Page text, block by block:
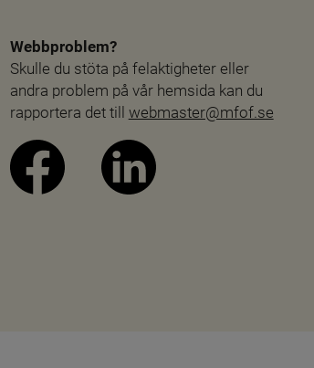
Webbproblem?
Skulle du stöta på felaktigheter eller
andra problem på vår hemsida kan du
rapportera det till webmaster@mfof.se